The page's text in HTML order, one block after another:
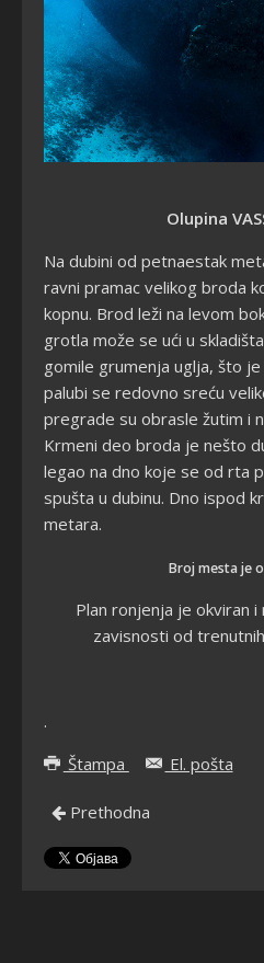
Olupina
Na dubini od petnaestak
ravni pramac velikog broda
kopnu. Brod leži na levom
grotla može se ući u
gomile grumenja uglja, što
palubi se redovno sreću
pregrade su obrasle žutim i
Krmeni deo broda je nešto
legao na dno koje se od rta
spušta u dubinu. Dno ispod
metara.
Broj mesta je
Plan ronjenja je okviran
zavisnosti od
.
Štampa
El. pošta
Prethodna